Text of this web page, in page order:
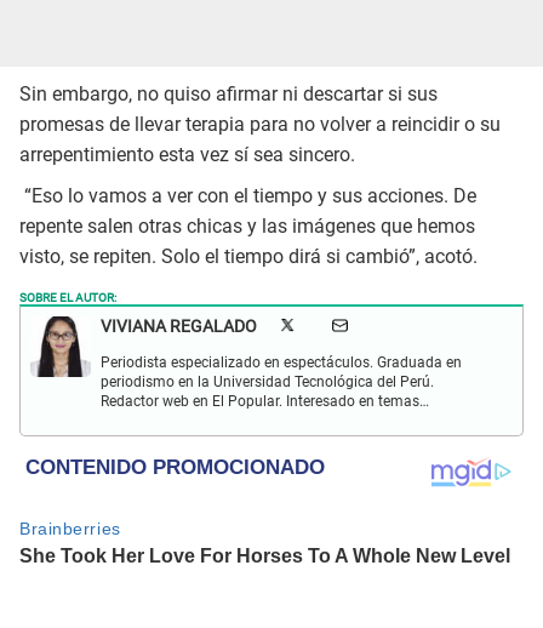
Sin embargo, no quiso afirmar ni descartar si sus
promesas de llevar terapia para no volver a reincidir o su
arrepentimiento esta vez sí sea sincero.
“Eso lo vamos a ver con el tiempo y sus acciones. De
repente salen otras chicas y las imágenes que hemos
visto, se repiten. Solo el tiempo dirá si cambió”, acotó.
SOBRE EL AUTOR:
VIVIANA REGALADO
Periodista especializado en espectáculos. Graduada en
periodismo en la Universidad Tecnológica del Perú.
Redactor web en El Popular. Interesado en temas
y crónicas.